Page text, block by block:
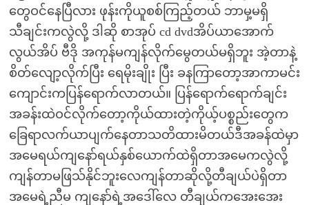
တွေဝင်နေပြီလား ဖုန်းကိုယူစစ်ကြည့်တယ် ဘာမှ့မရှိ
သီချင်းကလွဲလို့ ဒါဆို စာအုပ် cd dvdအိပ်ယာအောက်
လွယ်အိပ် ဗီဒို အကုန်မကျန်လိုက်မွေတယ်မရှိဘူး အဲ့တာနဲ့
စိတ်လျော့လိုက်ပြီး ရေမိုးချိုး ပြီး ခနကြာတော့အာကာမင်း
ကျောင်းကပြန်ရောက်လာတယ်။ ပြန်ရောက်ရောက်ချင်း
အခန်းထဲဝင်လိုက်တော့ကိုယ်ထားတဲ့ကိုယ့်ပစ္စည်းတွေက
ခြေရာလက်ယာပျက်နေတာသတိထားမိတယ်ဒီအခန်ထဲမှာ
အမေရယ်ကျနော်ရယ်နှစ်ယောက်ထဲရှိတာအမေကလွဲလို့
ကျန်တာမဖြသ်နိုင်ဘူးလေကျန်တာဆိုလို့တီချယ်ပဲရှိတာ
အမေရဲ့ညီမ ကျနော်ရဲ့အဒေါ်လေ တီချယ်ကအေးအေး